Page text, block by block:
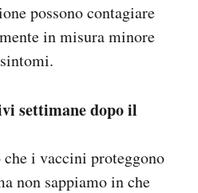
possono contagiare
in misura minore
settimane dopo il
i vaccini proteggono
non sappiamo in che